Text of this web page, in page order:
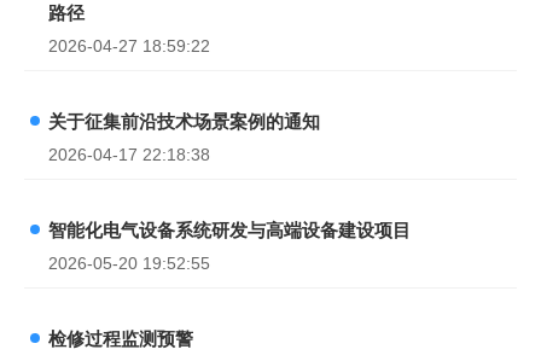
路径
2026-04-27 18:59:22
关于征集前沿技术场景案例的通知
2026-04-17 22:18:38
智能化电气设备系统研发与高端设备建设项目
2026-05-20 19:52:55
检修过程监测预警